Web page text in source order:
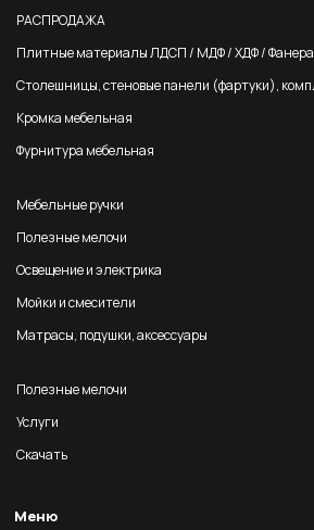
РАСПРОДАЖА
Плитные материалы ЛДСП / МДФ / ХДФ / Фанера
Столешницы, стеновые панели (фартуки),
Кромка мебельная
Фурнитура мебельная
Мебельные ручки
Полезные мелочи
Освещение и электрика
Мойки и смесители
Матрасы, подушки, аксессуары
Полезные мелочи
Услуги
Скачать
Меню